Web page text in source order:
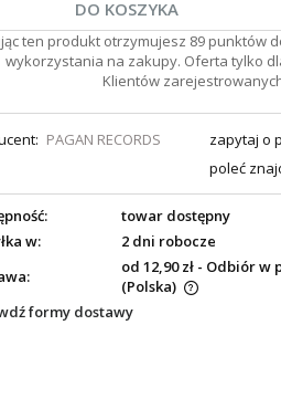
DO KOSZYKA
ten produkt otrzymujesz 89 punktów
wykorzystania na zakupy. Oferta tylko
Klientów
PAGAN RECORDS
zapytaj o
poleć
towar dostępny
w:
2 dni robocze
od 12,90 zł - Odbiór w
(Polska)
formy dostawy